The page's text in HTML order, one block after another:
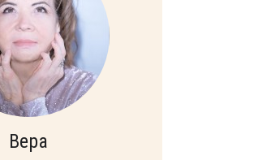
Вера